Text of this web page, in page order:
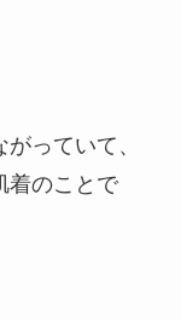
っていて、
着のことで